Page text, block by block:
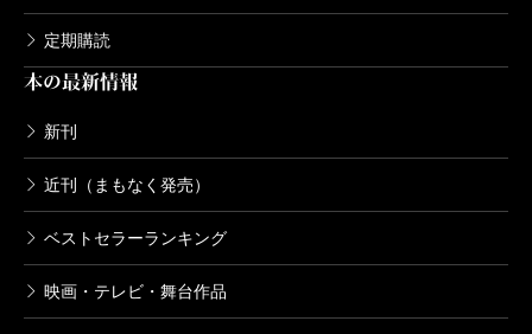
定期購読
本の最新情報
新刊
近刊（まもなく発売）
ベストセラーランキング
映画・テレビ・舞台作品